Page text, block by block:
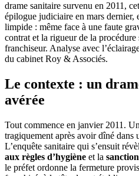
drame sanitaire survenu en 2011,
épilogue judiciaire en mars dernier,
limpide : même face à une faute
contrat et la rigueur de la procédure
franchiseur. Analyse avec
du cabinet Roy & Associés.
Le contexte : un
avérée
Tout commence en janvier 2011.
tragiquement après avoir dîné dans
L’enquête sanitaire qui s’ensuit
aux règles d’hygiène et la
le préfet ordonne la fermeture